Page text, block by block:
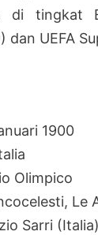
di tingkat
dan UEFA
1900
Olimpico
Le
Sarri (Italia)